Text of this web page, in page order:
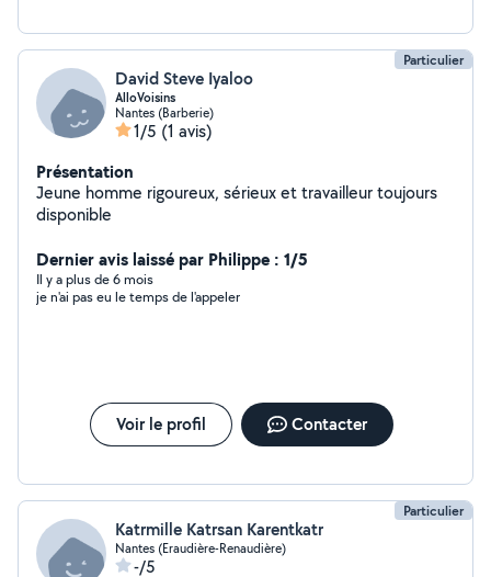
Particulier
David Steve Iyaloo
AlloVoisins
Nantes (Barberie)
1/5 (1 avis)
Présentation
Jeune homme rigoureux, sérieux et travailleur toujours
disponible
Dernier avis laissé par Philippe : 1/5
Il y a plus de 6 mois
je n'ai pas eu le temps de l'appeler
Voir le profil Contacter
Particulier
Katrmille Katrsan Karentkatr
Nantes (Eraudière-Renaudière)
-/5